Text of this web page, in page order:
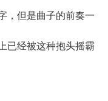
但是曲子的前奏一
已经被这种抱头摇霸